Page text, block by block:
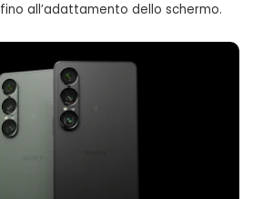
all’adattamento dello schermo.